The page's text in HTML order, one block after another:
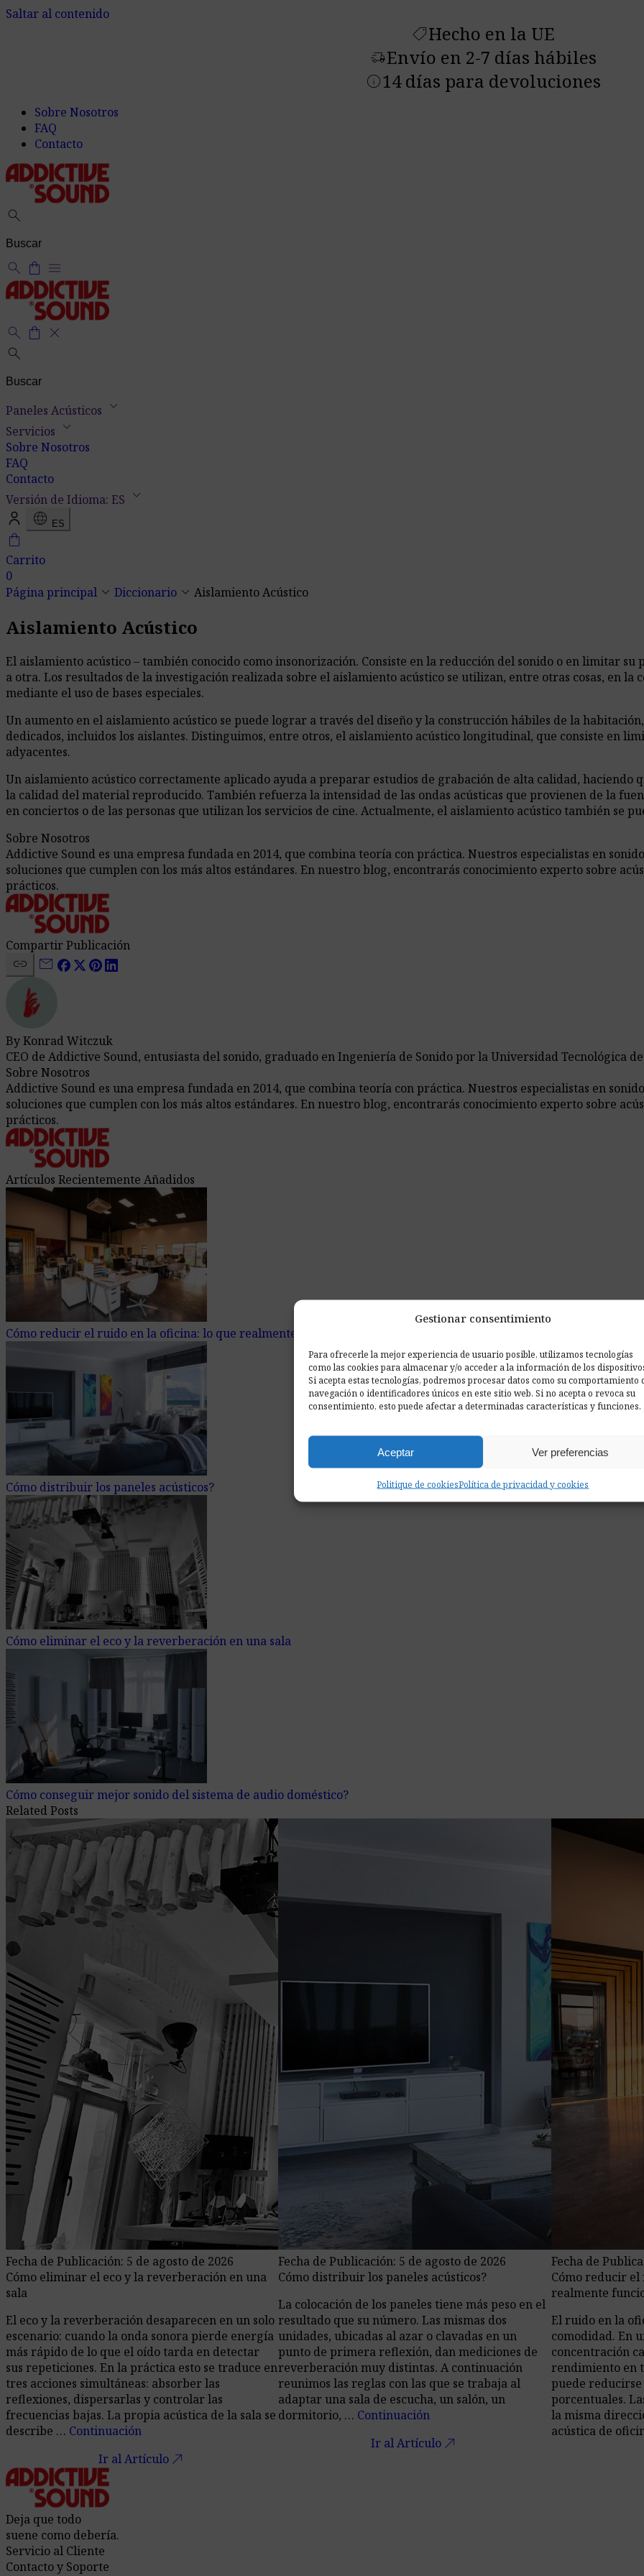
Gestionar consentimiento
Para ofrecerle la mejor experiencia de usuario posible, utilizamos tecnologías
como las cookies para almacenar y/o acceder a la información de los
Si acepta estas tecnologías, podremos procesar datos como su comportamiento
navegación o identificadores únicos en este sitio web. Si no acepta o revoca su
consentimiento, esto puede afectar a determinadas características y funciones.
Aceptar Ver preferencias
Politique de cookiesPolítica de privacidad y cookies
Saltar al contenido
shoppingmodeHecho en la UE
delivery_truck_speedEnvío en 2-7 días hábiles
info14 días para devoluciones
Sobre Nosotros
FAQ
Contacto
search
search shopping_bag menu
search shopping_bag close
search
Paneles Acústicos keyboard_arrow_down
Servicios keyboard_arrow_down
Sobre Nosotros
FAQ
Contacto
Versión de Idioma: ES keyboard_arrow_down
language ES
shopping_bag
Carrito
0
Página principal keyboard_arrow_down Diccionario keyboard_arrow_down Aislamiento Acústico
Aislamiento Acústico
El aislamiento acústico – también conocido como insonorización. Consiste en la reducción del sonido o en limitar
a otra. Los resultados de la investigación realizada sobre el aislamiento acústico se utilizan, entre otras cosas, en
mediante el uso de bases especiales.
Un aumento en el aislamiento acústico se puede lograr a través del diseño y la construcción hábiles de la
dedicados, incluidos los aislantes. Distinguimos, entre otros, el aislamiento acústico longitudinal, que consiste en
adyacentes.
Un aislamiento acústico correctamente aplicado ayuda a preparar estudios de grabación de alta calidad, haciendo
la calidad del material reproducido. También refuerza la intensidad de las ondas acústicas que provienen de la
en conciertos o de las personas que utilizan los servicios de cine. Actualmente, el aislamiento acústico también se
Sobre Nosotros
Addictive Sound es una empresa fundada en 2014, que combina teoría con práctica. Nuestros especialistas en
soluciones que cumplen con los más altos estándares. En nuestro blog, encontrarás conocimiento experto sobre
prácticos.
Compartir Publicación
link mail
By Konrad Witczuk
CEO de Addictive Sound, entusiasta del sonido, graduado en Ingeniería de Sonido por la Universidad Tecnológica
Sobre Nosotros
Addictive Sound es una empresa fundada en 2014, que combina teoría con práctica. Nuestros especialistas en
soluciones que cumplen con los más altos estándares. En nuestro blog, encontrarás conocimiento experto sobre
prácticos.
Artículos Recientemente Añadidos
Cómo reducir el ruido en la oficina: lo que realmente funciona?
Cómo distribuir los paneles acústicos?
Cómo eliminar el eco y la reverberación en una sala
Cómo conseguir mejor sonido del sistema de audio doméstico?
Related Posts
Fecha de Publicación: 5 de agosto de 2026
Cómo eliminar el eco y la reverberación en una
sala
El eco y la reverberación desaparecen en un solo
escenario: cuando la onda sonora pierde energía
más rápido de lo que el oído tarda en detectar
sus repeticiones. En la práctica esto se traduce en
tres acciones simultáneas: absorber las
reflexiones, dispersarlas y controlar las
frecuencias bajas. La propia acústica de la sala se
describe … Continuación
Ir al Artículocall_made
Fecha de Publicación: 5 de agosto de 2026
Cómo distribuir los paneles acústicos?
La colocación de los paneles tiene más peso en el
resultado que su número. Las mismas dos
unidades, ubicadas al azar o clavadas en un
punto de primera reflexión, dan mediciones de
reverberación muy distintas. A continuación
reunimos las reglas con las que se trabaja al
adaptar una sala de escucha, un salón, un
dormitorio, … Continuación
Ir al Artículo call_made
Fecha de
Cómo reducir
realmente
El ruido en la
comodidad. En
concentración
rendimiento en
puede reducirse
porcentuales.
la misma
acústica de
Deja que todo
suene como debería.
Servicio al Cliente
Contacto y Soporte